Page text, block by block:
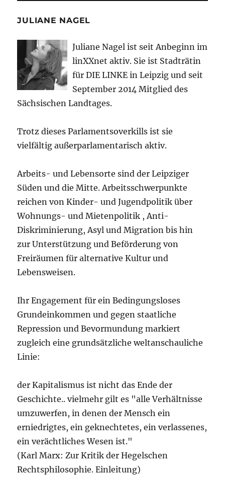
JULIANE NAGEL
Juliane Nagel ist seit Anbeginn im
linXXnet aktiv. Sie ist Stadträtin
für DIE LINKE in Leipzig und seit
September 2014 Mitglied des
Sächsischen Landtages.
Trotz dieses Parlamentsoverkills ist sie
vielfältig außerparlamentarisch aktiv.
Arbeits- und Lebensorte sind der Leipziger
Süden und die Mitte. Arbeitsschwerpunkte
reichen von Kinder- und Jugendpolitik über
Wohnungs- und Mietenpolitik , Anti-
Diskriminierung, Asyl und Migration bis hin
zur Unterstützung und Beförderung von
Freiräumen für alternative Kultur und
Lebensweisen.
Ihr Engagement für ein Bedingungsloses
Grundeinkommen und gegen staatliche
Repression und Bevormundung markiert
zugleich eine grundsätzliche weltanschauliche
Linie:
der Kapitalismus ist nicht das Ende der
Geschichte.. vielmehr gilt es "alle Verhältnisse
umzuwerfen, in denen der Mensch ein
erniedrigtes, ein geknechtetes, ein verlassenes,
ein verächtliches Wesen ist."
(Karl Marx: Zur Kritik der Hegelschen
Rechtsphilosophie. Einleitung)